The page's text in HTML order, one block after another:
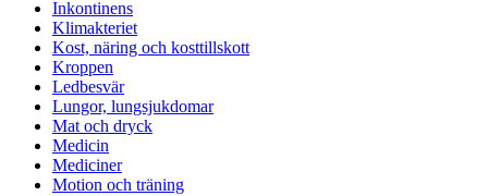
Inkontinens
Klimakteriet
Kost, näring och kosttillskott
Kroppen
Ledbesvär
Lungor, lungsjukdomar
Mat och dryck
Medicin
Mediciner
Motion och träning